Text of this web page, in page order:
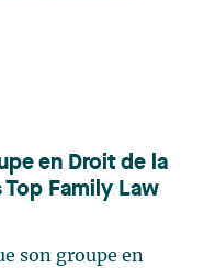
contestation de
que les dossiers
juridique de leurs
la fois stratégique
en matière de
foncière, en
à des
en Droit de la
Family Law
son groupe en